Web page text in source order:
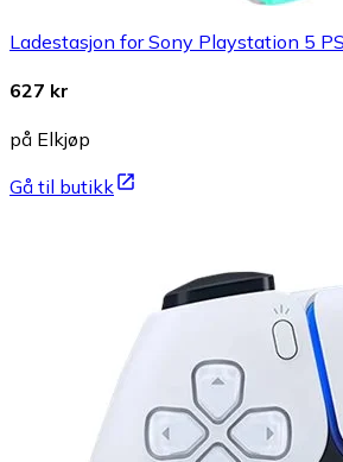
Ladestasjon for Sony Playstation 5
627 kr
på Elkjøp
Gå til butikk